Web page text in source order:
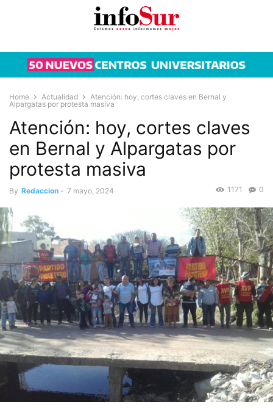
Home Actualidad
Atención: hoy, cortes claves en Bernal y
Alpargatas por protesta masiva
Atención: hoy, cortes claves
en Bernal y Alpargatas por
protesta masiva
By Redaccion - 7 mayo, 2024 0
1171